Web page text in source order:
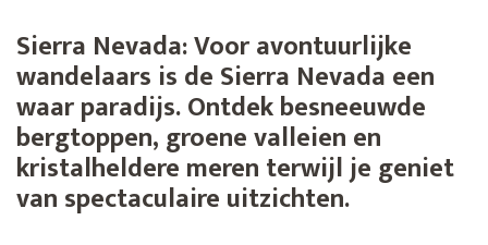
Sierra Nevada:Voor avontuurlijke
wandelaars is de Sierra Nevada een
waar paradijs. Ontdek besneeuwde
bergtoppen, groene valleien en
kristalheldere meren terwijl je geniet
van spectaculaire uitzichten.